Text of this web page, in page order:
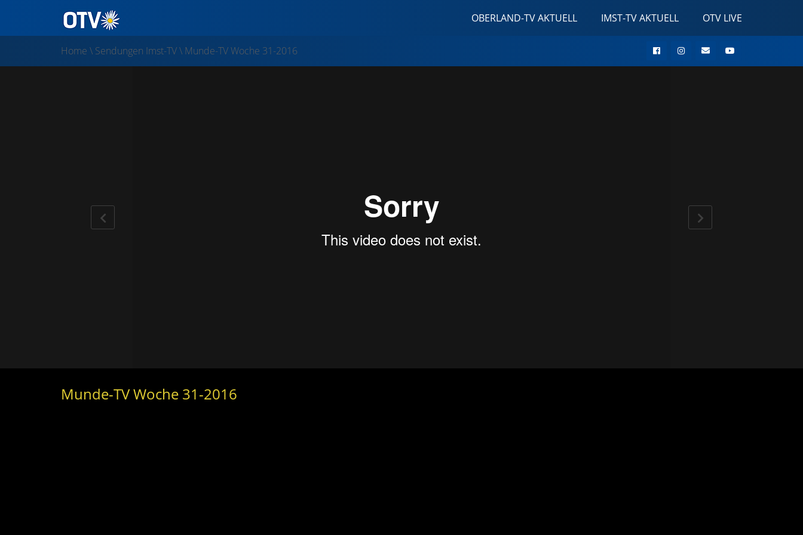
OBERLAND-TV AKTUELL IMST-TV AKTUELL OTV LIVE
Home \ Sendungen Imst-TV\ Munde-TV Woche 31-2016
Munde-TV Woche 31-2016